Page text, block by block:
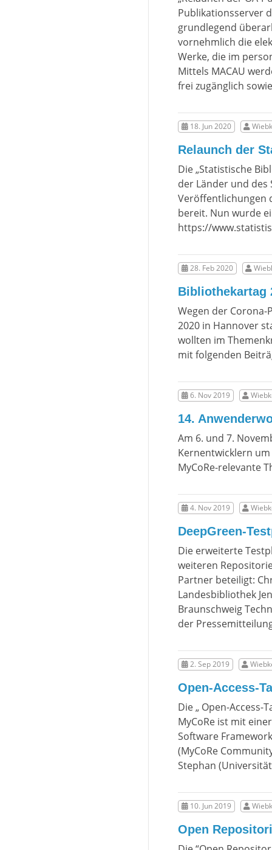
Publikationsserver
grundlegend
vornehmlich die
Werke, die im
Mittels MACAU
frei zugänglich
18. Jun 2020
Relaunch der
Die „Statistische
der Länder und
Veröffentlichungen
bereit. Nun wurde
https://
28. Feb 2020
Bibliothekartag
Wegen der Corona-
2020 in Hannover
wollten im
mit folgenden
6. Nov 2019
14.
Am 6. und 7.
Kernentwicklern
MyCoRe-relevante
4. Nov 2019
DeepGreen-
Die erweiterte
weiteren
Partner beteiligt:
Landesbibliothek
Braunschweig
der
2. Sep 2019
Open-Access-
Die „ Open-Access-
MyCoRe ist mit
Software
(MyCoRe
Stephan
10. Jun 2019
Open